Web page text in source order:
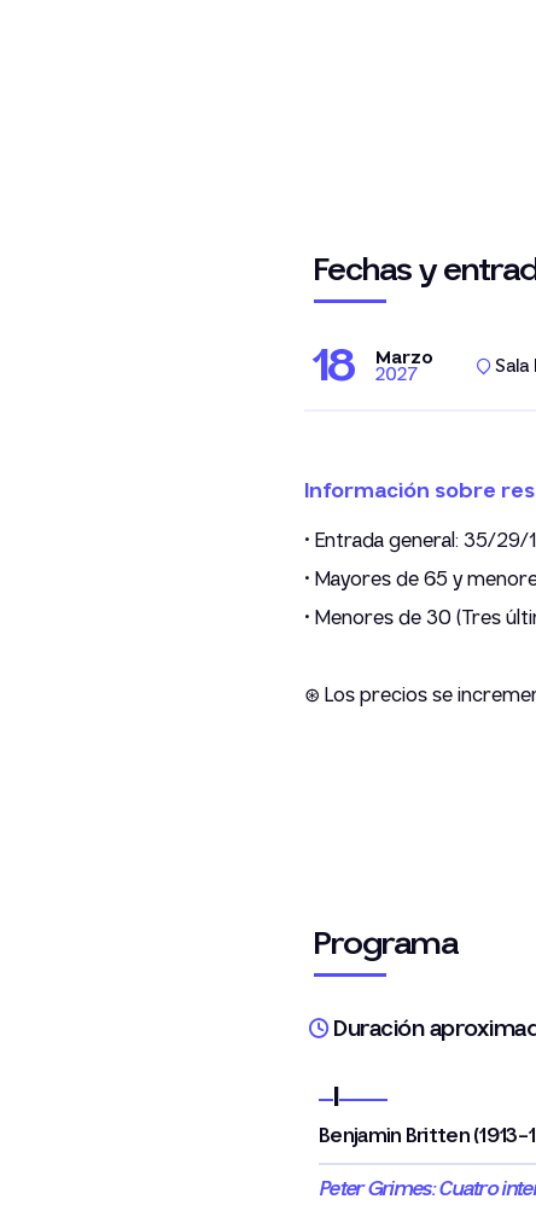
Fechas y
18 Marzo
2027
Información sobre
• Entrada general: 35/29/
• Mayores de 65 y
• Menores de 30 (Tres
⊛ Los precios se
Programa
Duración
I
Benjamin Britten (1913-
Peter Grimes: Cuatro